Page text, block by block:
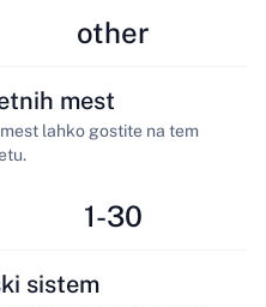
other
mest
lahko gostite na tem
1-30
sistem